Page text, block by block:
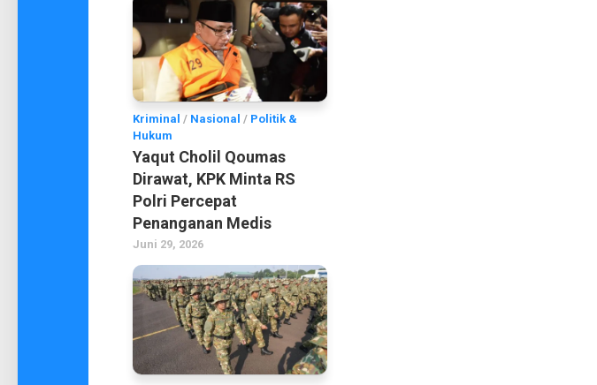
Kriminal / Nasional / Politik &
Hukum
Yaqut Cholil Qoumas
Dirawat, KPK Minta RS
Polri Percepat
Penanganan Medis
Juni 29, 2026